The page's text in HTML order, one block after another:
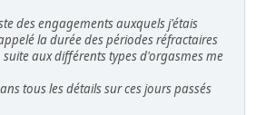
des engagements auxquels j'étais
la durée des périodes réfractaires
aux différents types d'orgasmes me
tous les détails sur ces jours passés